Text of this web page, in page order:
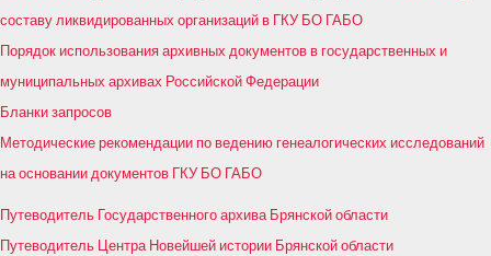
составу ликвидированных организаций в ГКУ БО ГАБО
Порядок использования архивных документов в государственных и
муниципальных архивах Российской Федерации
Бланки запросов
Методические рекомендации по ведению генеалогических исследований
на основании документов ГКУ БО ГАБО
Путеводитель Государственного архива Брянской области
Путеводитель Центра Новейшей истории Брянской области